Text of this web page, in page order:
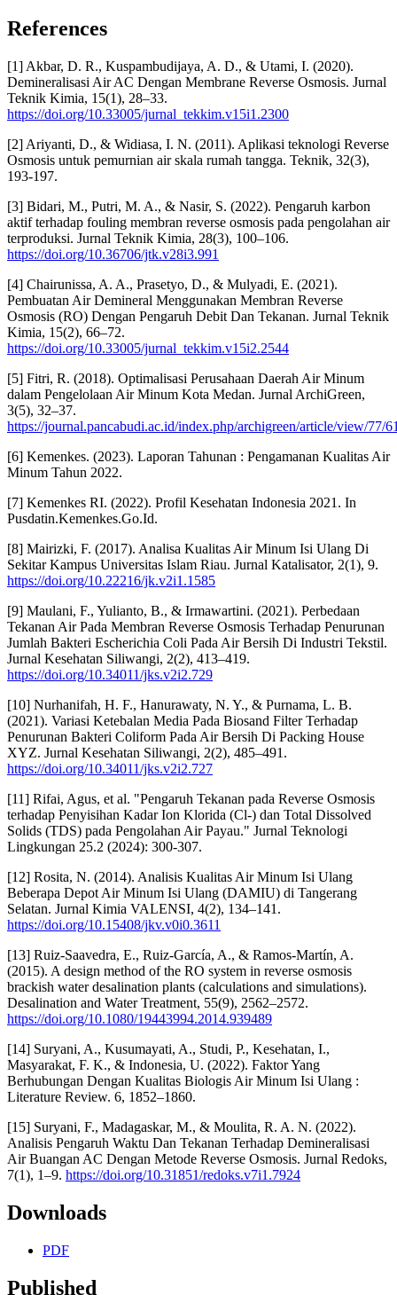
References
[1] Akbar, D. R., Kuspambudijaya, A. D., & Utami, I. (2020).
Demineralisasi Air AC Dengan Membrane Reverse Osmosis. Jurnal
Teknik Kimia, 15(1), 28–33.
https://doi.org/10.33005/jurnal_tekkim.v15i1.2300
[2] Ariyanti, D., & Widiasa, I. N. (2011). Aplikasi teknologi Reverse
Osmosis untuk pemurnian air skala rumah tangga. Teknik, 32(3),
193-197.
[3] Bidari, M., Putri, M. A., & Nasir, S. (2022). Pengaruh karbon
aktif terhadap fouling membran reverse osmosis pada pengolahan air
terproduksi. Jurnal Teknik Kimia, 28(3), 100–106.
https://doi.org/10.36706/jtk.v28i3.991
[4] Chairunissa, A. A., Prasetyo, D., & Mulyadi, E. (2021).
Pembuatan Air Demineral Menggunakan Membran Reverse
Osmosis (RO) Dengan Pengaruh Debit Dan Tekanan. Jurnal Teknik
Kimia, 15(2), 66–72.
https://doi.org/10.33005/jurnal_tekkim.v15i2.2544
[5] Fitri, R. (2018). Optimalisasi Perusahaan Daerah Air Minum
dalam Pengelolaan Air Minum Kota Medan. Jurnal ArchiGreen,
3(5), 32–37.
https://journal.pancabudi.ac.id/index.php/archigreen/article/view/77/
[6] Kemenkes. (2023). Laporan Tahunan : Pengamanan Kualitas Air
Minum Tahun 2022.
[7] Kemenkes RI. (2022). Profil Kesehatan Indonesia 2021. In
Pusdatin.Kemenkes.Go.Id.
[8] Mairizki, F. (2017). Analisa Kualitas Air Minum Isi Ulang Di
Sekitar Kampus Universitas Islam Riau. Jurnal Katalisator, 2(1), 9.
https://doi.org/10.22216/jk.v2i1.1585
[9] Maulani, F., Yulianto, B., & Irmawartini. (2021). Perbedaan
Tekanan Air Pada Membran Reverse Osmosis Terhadap Penurunan
Jumlah Bakteri Escherichia Coli Pada Air Bersih Di Industri Tekstil.
Jurnal Kesehatan Siliwangi, 2(2), 413–419.
https://doi.org/10.34011/jks.v2i2.729
[10] Nurhanifah, H. F., Hanurawaty, N. Y., & Purnama, L. B.
(2021). Variasi Ketebalan Media Pada Biosand Filter Terhadap
Penurunan Bakteri Coliform Pada Air Bersih Di Packing House
XYZ. Jurnal Kesehatan Siliwangi, 2(2), 485–491.
https://doi.org/10.34011/jks.v2i2.727
[11] Rifai, Agus, et al. "Pengaruh Tekanan pada Reverse Osmosis
terhadap Penyisihan Kadar Ion Klorida (Cl-) dan Total Dissolved
Solids (TDS) pada Pengolahan Air Payau." Jurnal Teknologi
Lingkungan 25.2 (2024): 300-307.
[12] Rosita, N. (2014). Analisis Kualitas Air Minum Isi Ulang
Beberapa Depot Air Minum Isi Ulang (DAMIU) di Tangerang
Selatan. Jurnal Kimia VALENSI, 4(2), 134–141.
https://doi.org/10.15408/jkv.v0i0.3611
[13] Ruiz-Saavedra, E., Ruiz-García, A., & Ramos-Martín, A.
(2015). A design method of the RO system in reverse osmosis
brackish water desalination plants (calculations and simulations).
Desalination and Water Treatment, 55(9), 2562–2572.
https://doi.org/10.1080/19443994.2014.939489
[14] Suryani, A., Kusumayati, A., Studi, P., Kesehatan, I.,
Masyarakat, F. K., & Indonesia, U. (2022). Faktor Yang
Berhubungan Dengan Kualitas Biologis Air Minum Isi Ulang :
Literature Review. 6, 1852–1860.
[15] Suryani, F., Madagaskar, M., & Moulita, R. A. N. (2022).
Analisis Pengaruh Waktu Dan Tekanan Terhadap Demineralisasi
Air Buangan AC Dengan Metode Reverse Osmosis. Jurnal Redoks,
7(1), 1–9. https://doi.org/10.31851/redoks.v7i1.7924
Downloads
PDF
Published